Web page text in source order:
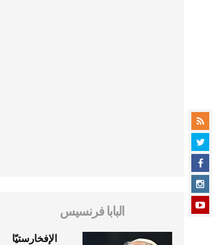
البابا فرنسيس
الإفخارستيّا